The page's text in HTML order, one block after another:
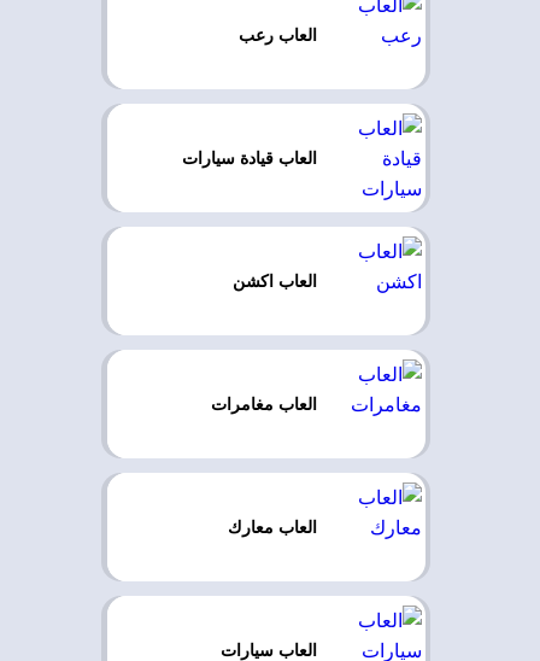
العاب رعب
العاب قيادة سيارات
العاب اكشن
العاب مغامرات
العاب معارك
العاب سيارات